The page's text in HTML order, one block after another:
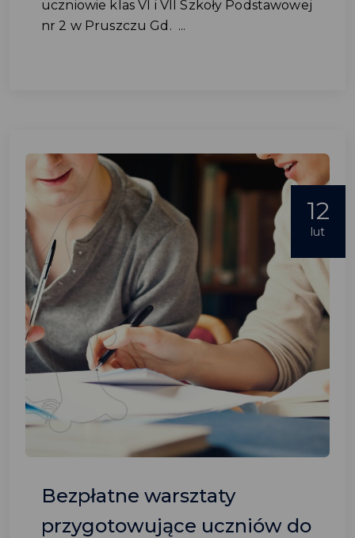
uczniowie klas VI i VII Szkoły Podstawowej
nr 2 w Pruszczu Gd. ...
12
lut
Bezpłatne warsztaty
przygotowujące uczniów do